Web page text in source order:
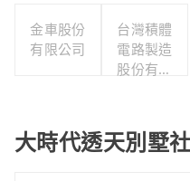
金車股份
有限公司
台灣積體
電路製造
股份有限
大時代透天別墅